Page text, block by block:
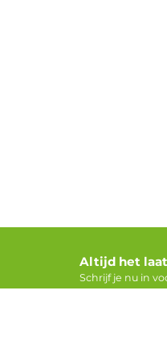
Altijd het
Schrijf je nu in